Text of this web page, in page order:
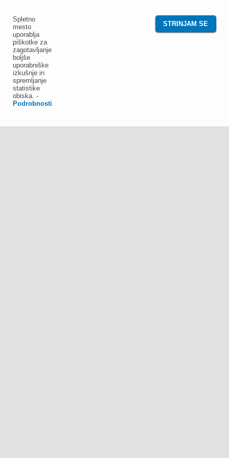
Spletno
mesto
uporablja
piškotke za
zagotavljanje
boljše
uporabniške
izkušnje in
spremljanje
statistike
obiska. -
Podrobnosti
STRINJAM SE